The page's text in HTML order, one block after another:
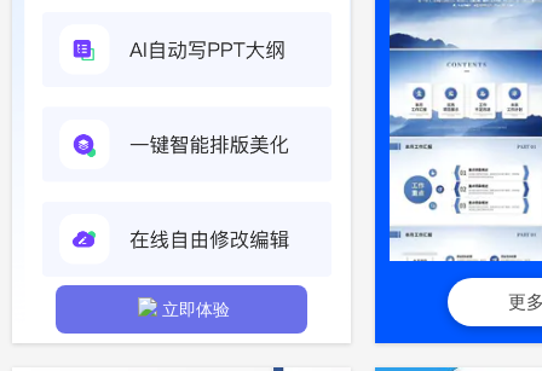
立即体验 更